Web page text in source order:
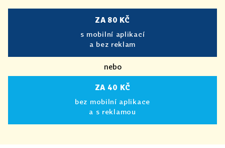
ZA 80 KČ
s mobilní aplikací
a bez reklam
nebo
ZA 40 KČ
bez mobilní aplikace
a s reklamou